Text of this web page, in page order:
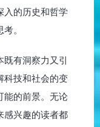
入的历史和哲学
。
既有洞察力又引
科技和社会的变
能的前景。无论
感兴趣的读者都